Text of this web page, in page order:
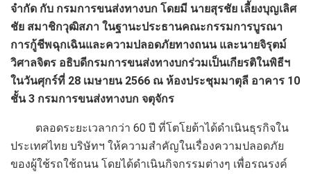
จำกัด กับ กรมการขนส่งทางบก โดยมี นายสุรชัย เลี้ยงบุญเลิศ
ชัย สมาชิกวุฒิสภา ในฐานะประธานคณะกรรมการบูรณา
การกู้ชีพฉุกเฉินและความปลอดภัยทางถนน และนายจิรุตม์
วิศาลจิตร อธิบดีกรมการขนส่งทางบกร่วมเป็นเกียรติในพิธีฯ
ในวันศุกร์ที่ 28 เมษายน 2566 ณ ห้องประชุมมาตุลี อาคาร 10
ชั้น 3 กรมการขนส่งทางบก จตุจักร
ตลอดระยะเวลากว่า 60 ปี ที่โตโยต้าได้ดำเนินธุรกิจใน
ประเทศไทย บริษัทฯ ให้ความสำคัญในเรื่องความปลอดภัย
ของผู้ใช้รถใช้ถนน โดยได้ดำเนินกิจกรรมต่างๆ เพื่อรณรงค์